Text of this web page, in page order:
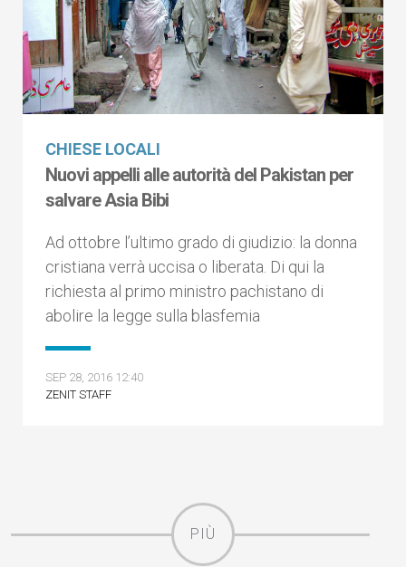
CHIESE LOCALI
Nuovi appelli alle autorità del Pakistan per
salvare Asia Bibi
Ad ottobre l’ultimo grado di giudizio: la donna
cristiana verrà uccisa o liberata. Di qui la
richiesta al primo ministro pachistano di
abolire la legge sulla blasfemia
SEP 28, 2016 12:40
ZENIT STAFF
PIÙ